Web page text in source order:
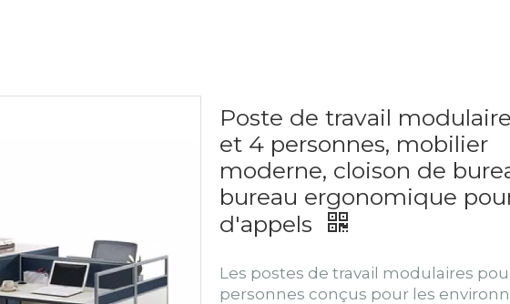
Poste de travail
et 4 personnes, mobilier
moderne, cloison de
bureau ergonomique
d'appels
Les postes de travail modulaires
personnes conçus pour les